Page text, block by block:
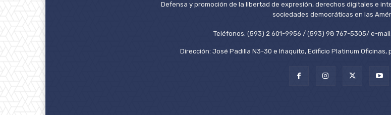
Defensa y promoción de la libertad de expresión, derechos digitales e
sociedades democráticas en las
Teléfonos: (593) 2 601-9956 / (593) 98 767-5305/ e-
Dirección: José Padilla N3-30 e Iñaquito, Edificio Platinum Oficinas,